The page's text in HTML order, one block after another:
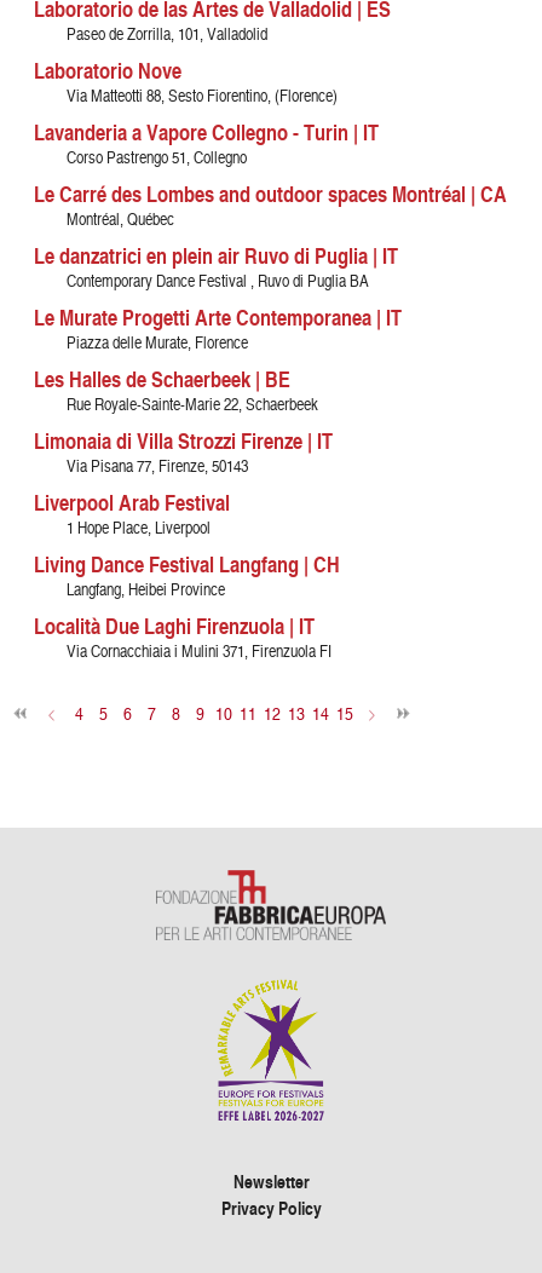
Laboratorio de las Artes de Valladolid | ES
Paseo de Zorrilla, 101, Valladolid
Laboratorio Nove
Via Matteotti 88, Sesto Fiorentino, (Florence)
Lavanderia a Vapore Collegno - Turin | IT
Corso Pastrengo 51, Collegno
Le Carré des Lombes and outdoor spaces Montréal | CA
Montréal, Québec
Le danzatrici en plein air Ruvo di Puglia | IT
Contemporary Dance Festival , Ruvo di Puglia BA
Le Murate Progetti Arte Contemporanea | IT
Piazza delle Murate, Florence
Les Halles de Schaerbeek | BE
Rue Royale-Sainte-Marie 22, Schaerbeek
Limonaia di Villa Strozzi Firenze | IT
Via Pisana 77, Firenze, 50143
Liverpool Arab Festival
1 Hope Place, Liverpool
Living Dance Festival Langfang | CH
Langfang, Heibei Province
Località Due Laghi Firenzuola | IT
Via Cornacchiaia i Mulini 371, Firenzuola FI
< 4 5 6 7 8 9 10 11 12 13 14 15 >
Newsletter
Privacy Policy